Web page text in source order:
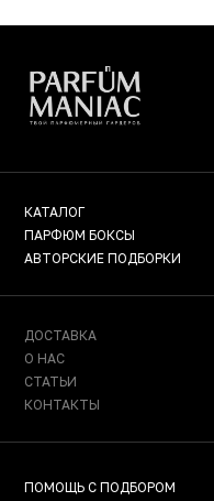
КАТАЛОГ
ПАРФЮМ БОКСЫ
АВТОРСКИЕ ПОДБОРКИ
ДОСТАВКА
О НАС
СТАТЬИ
КОНТАКТЫ
ПОМОЩЬ С ПОДБОРОМ